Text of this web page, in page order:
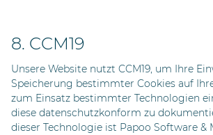
8. CCM19
Unsere Website nutzt CCM19, um Ihre
Speicherung bestimmter Cookies auf
zum Einsatz bestimmter Technologien
diese datenschutzkonform zu
dieser Technologie ist Papoo Software &